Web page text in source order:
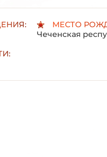
МЕСТО
Чеченская